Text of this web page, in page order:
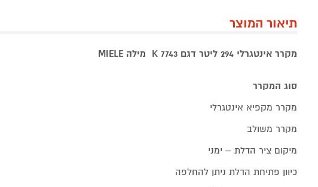
תיאור המוצר
מקרר אינטגרלי 294 ליטר דגם K 7743 מילה MIELE
סוג המקרר
מקרר מקפיא אינטגרלי
מקרר משולב
מיקום ציר הדלת – ימני
כיוון פתיחת הדלת ניתן להחלפה